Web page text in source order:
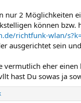
nur 2 Möglichkeiten
können
richtfunk-wlan/
ausgerichtet sein
eher einen
hast Du sowas ja